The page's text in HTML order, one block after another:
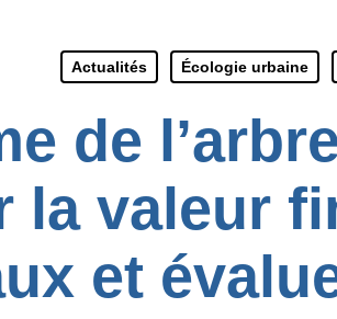
Actualités Écologie urbaine
de
la valeur
et